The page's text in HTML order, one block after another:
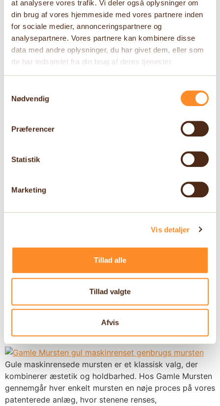
at analysere vores trafik. Vi deler også oplysninger om
din brug af vores hjemmeside med vores partnere inden
for sociale medier, annonceringspartnere og
analysepartnere. Vores partnere kan kombinere disse
data med andre oplysninger, du har givet dem, eller som
de har indsamlet fra din brug af deres tjenester.
Nødvendig
Præferencer
Statistik
Marketing
Vis detaljer
Tillad alle
Tillad valgte
Afvis
halve sten / kopper
Vores CE-mærkede røde maskinrensede mursten renses
på vores patenterede anlæg, hvor vores medarbejdere
tager dem igennem en nøje proces med kvalitetskontrol
og stabling på paller. Disse mursten er særligt
velegnede til murværk med et rustikt udtryk, hvor deres
rundede kanter og små afslag tilfører en unik karakter.
mur, […]
halve sten / kopper
renses på vores patenterede anlæg, hvorefter de
kvalitetskontrolleres og stables på paller. Det betyder,
vores medarbejdere i produktionen og er
kvalitetssikret. Vi anbefaler maskinrensede mursten,
herunder også halve sten, til murværk, hvor der ønskes
Gul maskinrenset hel
sten
Gule maskinrensede mursten er et klassisk valg, der
kombinerer æstetik og holdbarhed. Hos Gamle Mursten
gennemgår hver enkelt mursten en nøje proces på vores
patenterede anlæg, hvor stenene renses,